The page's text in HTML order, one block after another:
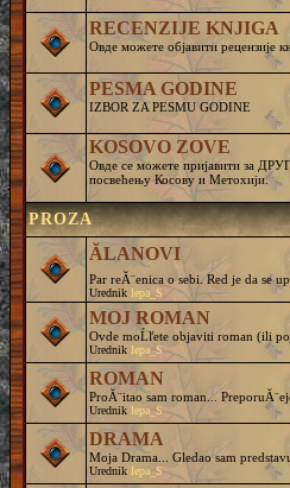
RECENZIJE KNJIGA
Овде можете објавити рецензије
PESMA GODINE
IZBOR ZA PESMU GODINE
KOSOVO ZOVE
Овде се можете пријавити за
посвећењу Косову и Метохији.
PROZA
ĂLANOVI
Par reĂ¨enica o sebi. Red je da se
Urednik lepa_S
MOJ ROMAN
Ovde moĹľete objaviti roman (ili
Urednik lepa_S
ROMAN
ProĂ¨itao sam roman...
Urednik lepa_S
DRAMA
Moja Drama... Gledao sam
Urednik lepa_S